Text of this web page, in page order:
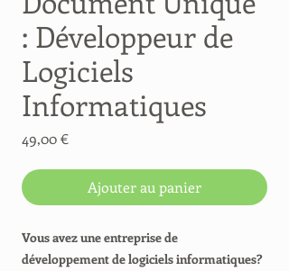
: Développeur de
Logiciels
Informatiques
49,00 €Prix
Ajouter au panier
Vous avez une entreprise de
développement de logiciels informatiques?